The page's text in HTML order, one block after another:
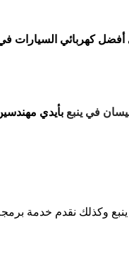
أفضل كهربائي السيارات
في ينبع بأيدي
وكذلك نقدم خدمة